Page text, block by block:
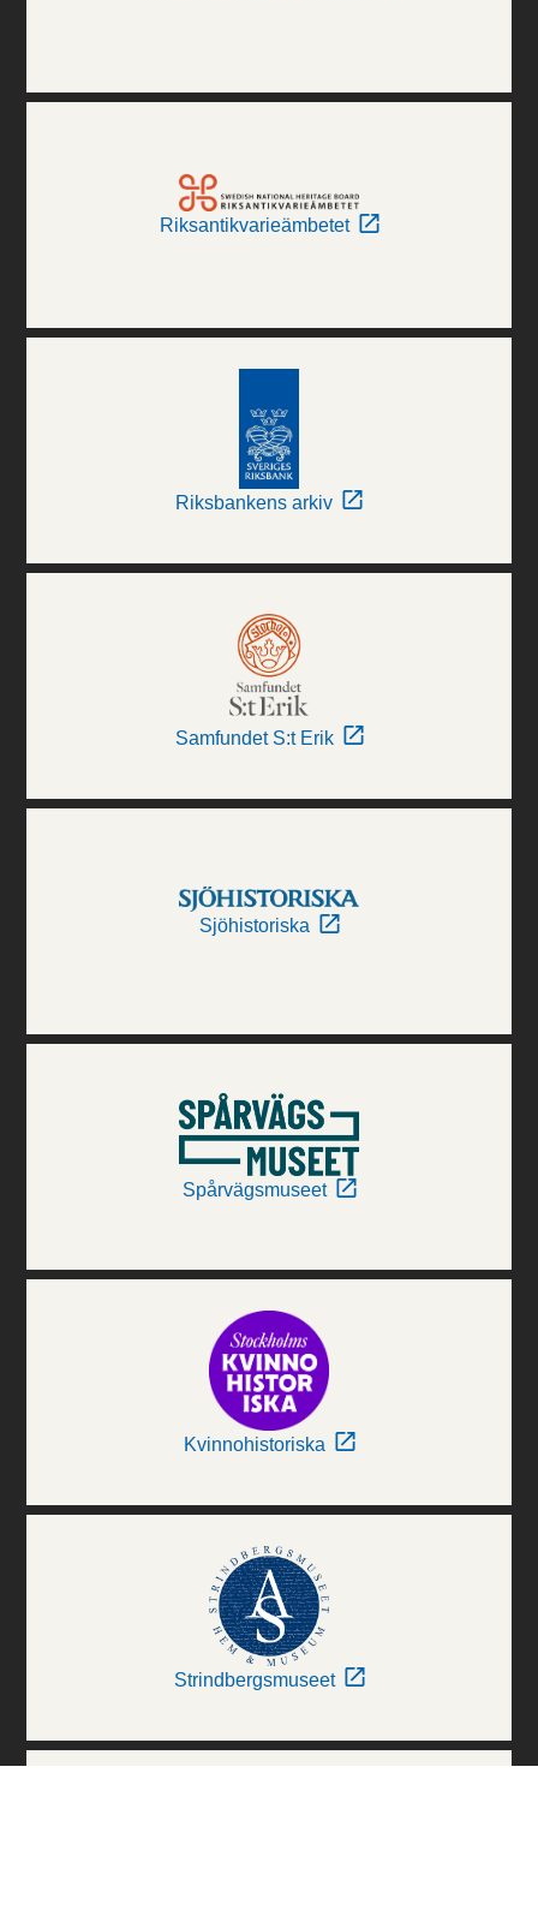
Riksantikvarieämbetet
Riksbankens arkiv
Samfundet S:t Erik
Sjöhistoriska
Spårvägsmuseet
Kvinnohistoriska
Strindbergsmuseet